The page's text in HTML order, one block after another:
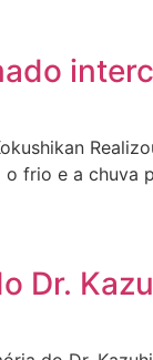
frio e a chuva
Dr.